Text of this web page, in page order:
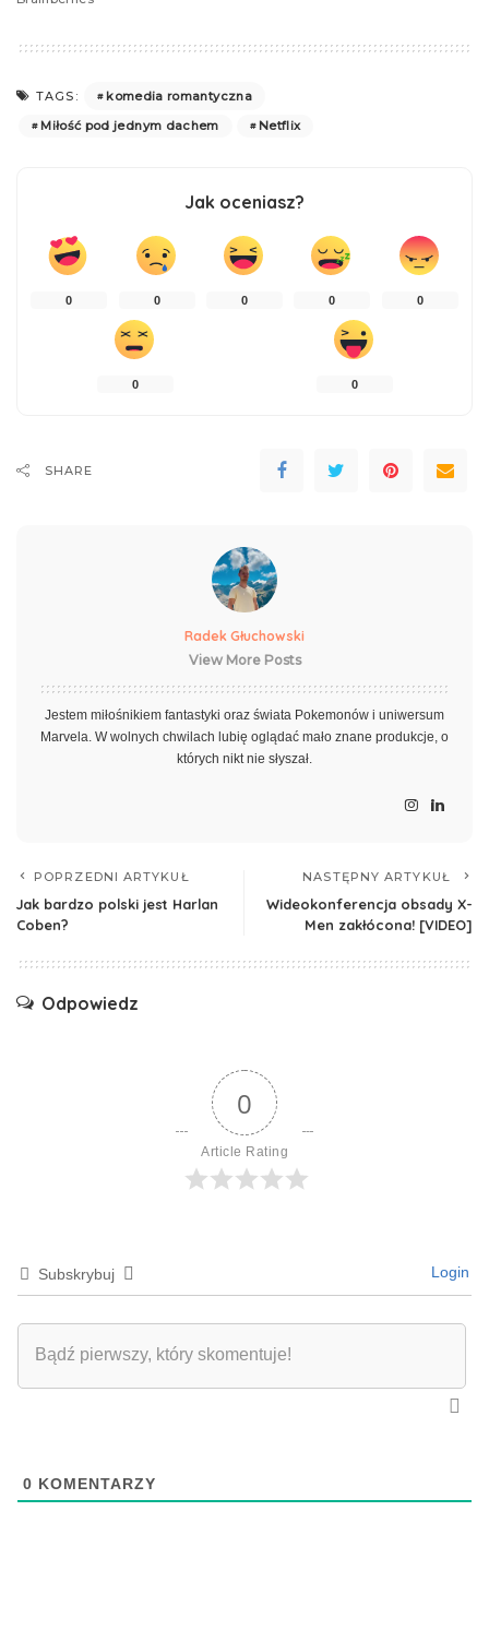
TAGS:
komedia romantyczna
Miłość pod jednym dachem
Netflix
Jak oceniasz?
0 0 0 0 0
0 0
SHARE
Radek Głuchowski
View More Posts
Jestem miłośnikiem fantastyki oraz świata Pokemonów i uniwersum
Marvela. W wolnych chwilach lubię oglądać mało znane produkcje, o
których nikt nie słyszał.
POPRZEDNI ARTYKUŁ
Jak bardzo polski jest Harlan
Coben?
NASTĘPNY ARTYKUŁ
Wideokonferencja obsady X-
Men zakłócona! [VIDEO]
Odpowiedz
0
Article Rating
Subskrybuj Login
0 KOMENTARZY